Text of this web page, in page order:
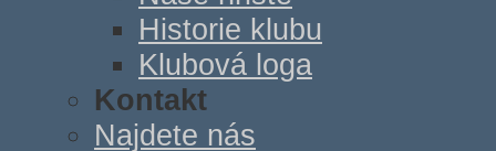
Historie klubu
Klubová loga
Kontakt
Najdete nás